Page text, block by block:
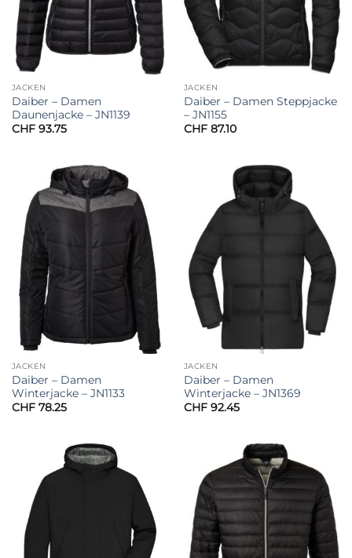
JACKEN
Daiber – Damen
Daunenjacke – JN1139
CHF93.75
JACKEN
Daiber – Damen Steppjacke
– JN1155
CHF87.10
JACKEN
Daiber – Damen
Winterjacke – JN1133
CHF78.25
JACKEN
Daiber – Damen
Winterjacke – JN1369
CHF92.45